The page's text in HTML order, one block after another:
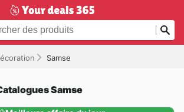
Samse
Samse